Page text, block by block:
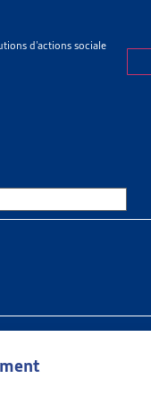
d’actions sociale
2023 – Santé
AOÛT 2023
et acteurs du
des outils